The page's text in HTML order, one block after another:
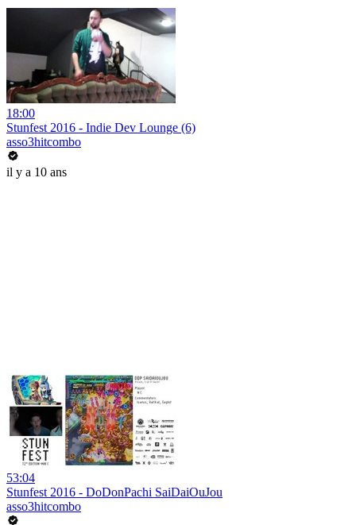
18:00
Stunfest 2016 - Indie Dev Lounge (6)
asso3hitcombo
il y a 10 ans
53:04
Stunfest 2016 - DoDonPachi SaiDaiOuJou
asso3hitcombo